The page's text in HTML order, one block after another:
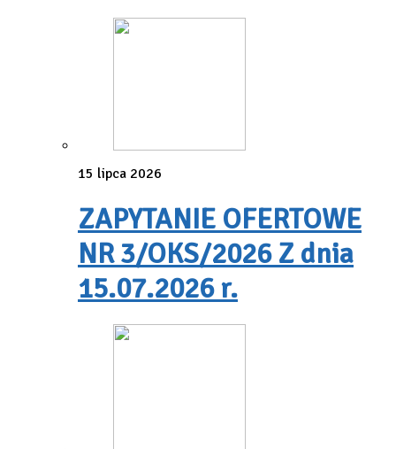
15 lipca 2026
ZAPYTANIE OFERTOWE
NR 3/OKS/2026 Z dnia
15.07.2026 r.